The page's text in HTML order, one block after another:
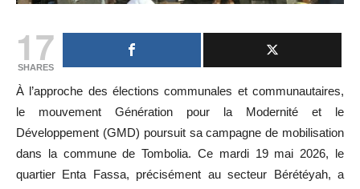
17
SHARES
À l’approche des élections communales et communautaires,
le mouvement Génération pour la Modernité et le
Développement (GMD) poursuit sa campagne de mobilisation
dans la commune de Tombolia. Ce mardi 19 mai 2026, le
quartier Enta Fassa, précisément au secteur Bérétéyah, a